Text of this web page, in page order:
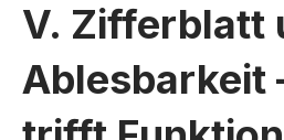
V. Zifferblatt
Ablesbarkeit